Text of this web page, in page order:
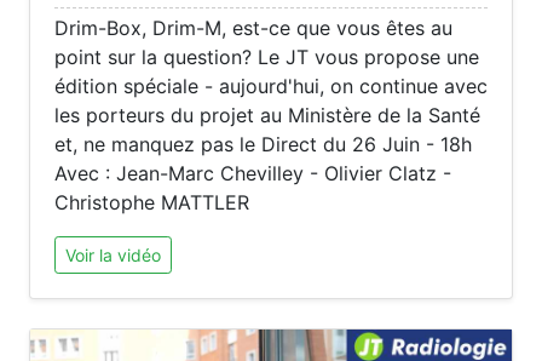
Drim-Box, Drim-M, est-ce que vous êtes au
point sur la question? Le JT vous propose une
édition spéciale - aujourd'hui, on continue avec
les porteurs du projet au Ministère de la Santé
et, ne manquez pas le Direct du 26 Juin - 18h
Avec : Jean-Marc Chevilley - Olivier Clatz -
Christophe MATTLER
Voir la vidéo